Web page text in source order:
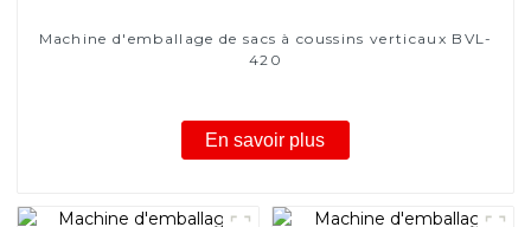
Machine d'emballage de sacs à coussins verticaux BVL-
420
En savoir plus